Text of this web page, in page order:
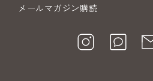
メールマガジン購読